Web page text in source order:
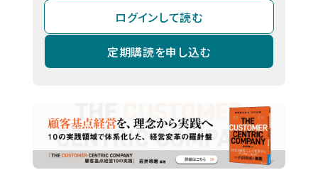
ログインして読む
定期購読を申し込む